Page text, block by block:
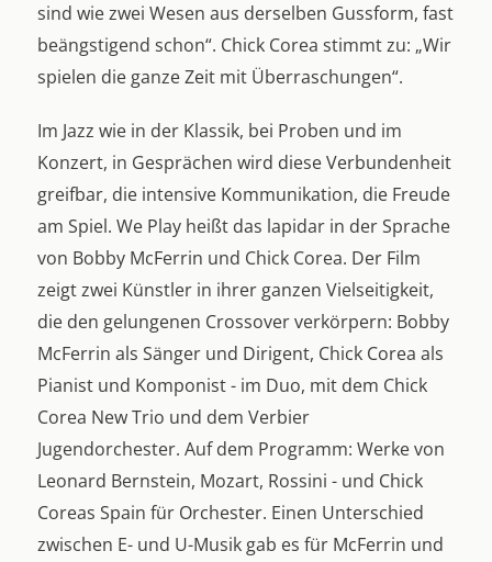
sind wie zwei Wesen aus derselben Gussform, fast
beängstigend schon“. Chick Corea stimmt zu: „Wir
spielen die ganze Zeit mit Überraschungen“.
Im Jazz wie in der Klassik, bei Proben und im
Konzert, in Gesprächen wird diese Verbundenheit
greifbar, die intensive Kommunikation, die Freude
am Spiel. We Play heißt das lapidar in der Sprache
von Bobby McFerrin und Chick Corea. Der Film
zeigt zwei Künstler in ihrer ganzen Vielseitigkeit,
die den gelungenen Crossover verkörpern: Bobby
McFerrin als Sänger und Dirigent, Chick Corea als
Pianist und Komponist - im Duo, mit dem Chick
Corea New Trio und dem Verbier
Jugendorchester. Auf dem Programm: Werke von
Leonard Bernstein, Mozart, Rossini - und Chick
Coreas Spain für Orchester. Einen Unterschied
zwischen E- und U-Musik gab es für McFerrin und